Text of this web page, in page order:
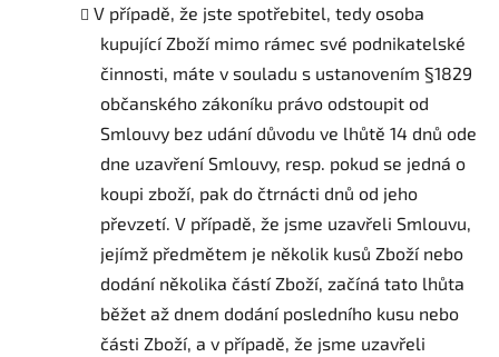
V případě, že jste spotřebitel, tedy osoba
kupující Zboží mimo rámec své podnikatelské
činnosti, máte v souladu s ustanovením §1829
občanského zákoníku právo odstoupit od
Smlouvy bez udání důvodu ve lhůtě 14 dnů ode
dne uzavření Smlouvy, resp. pokud se jedná o
koupi zboží, pak do čtrnácti dnů od jeho
převzetí. V případě, že jsme uzavřeli Smlouvu,
jejímž předmětem je několik kusů Zboží nebo
dodání několika částí Zboží, začíná tato lhůta
běžet až dnem dodání posledního kusu nebo
části Zboží, a v případě, že jsme uzavřeli